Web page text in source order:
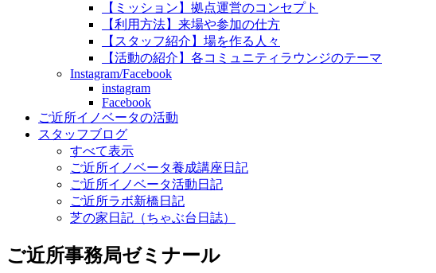
【ミッション】拠点運営のコンセプト
【利用方法】来場や参加の仕方
【スタッフ紹介】場を作る人々
【活動の紹介】各コミュニティラウンジのテーマ
Instagram/Facebook
instagram
Facebook
ご近所イノベータの活動
スタッフブログ
すべて表示
ご近所イノベータ養成講座日記
ご近所イノベータ活動日記
ご近所ラボ新橋日記
芝の家日記（ちゃぶ台日誌）
ご近所事務局ゼミナール